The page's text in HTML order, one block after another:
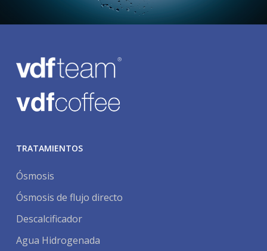
TRATAMIENTOS
Ósmosis
Ósmosis de flujo directo
Descalcificador
Agua Hidrogenada